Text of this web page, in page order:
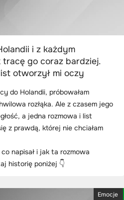
i z każdym
tracę go coraz bardziej.
otworzył mi oczy
do Holandii, próbowałam
rozłąka. Ale z czasem jego
a jedna rozmowa i list
z prawdą, której nie chciałam
napisał i jak ta rozmowa
historię poniżej 👇
Emocje